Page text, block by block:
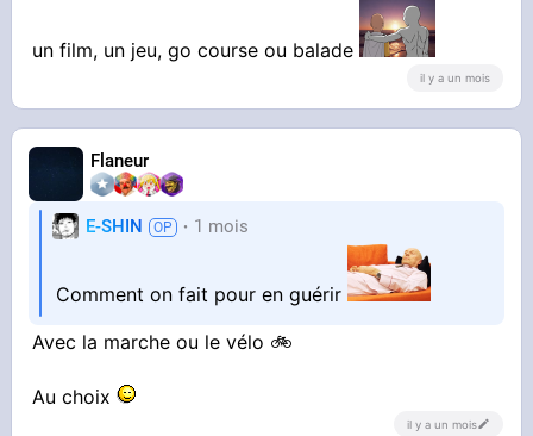
un film, un jeu, go course ou balade
il y a un mois
Flaneur
E-SHIN 1 mois
Comment on fait pour en guérir
Avec la marche ou le vélo 🚲
Au choix
il y a un mois